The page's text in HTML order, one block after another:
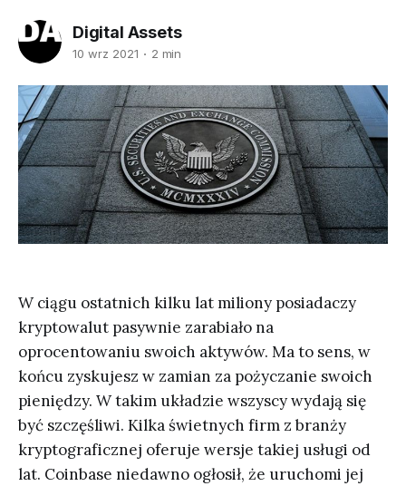
Digital Assets
10 wrz 2021 2 min
W ciągu ostatnich kilku lat miliony posiadaczy
kryptowalut pasywnie zarabiało na
oprocentowaniu swoich aktywów. Ma to sens, w
końcu zyskujesz w zamian za pożyczanie swoich
pieniędzy. W takim układzie wszyscy wydają się
być szczęśliwi. Kilka świetnych firm z branży
kryptograficznej oferuje wersje takiej usługi od
lat. Coinbase niedawno ogłosił, że uruchomi jej